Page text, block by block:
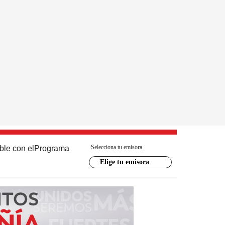
con el Programa Selecciona tu emisora
Elige tu emisora